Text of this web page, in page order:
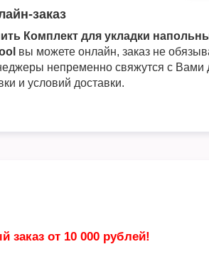
заказ
Комплект для укладки
вы можете онлайн, заказ не
непременно свяжутся с Вами
и условий доставки.
заказ от 10 000 рублей!